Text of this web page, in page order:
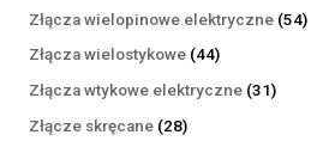
produktów
Złącza wielopinowe elektryczne 5454
Złącza wielostykowe 4444
produkty
Złącza wtykowe elektryczne 3131
Złącze skręcane 2828